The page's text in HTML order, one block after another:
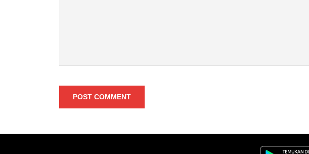
POST COMMENT